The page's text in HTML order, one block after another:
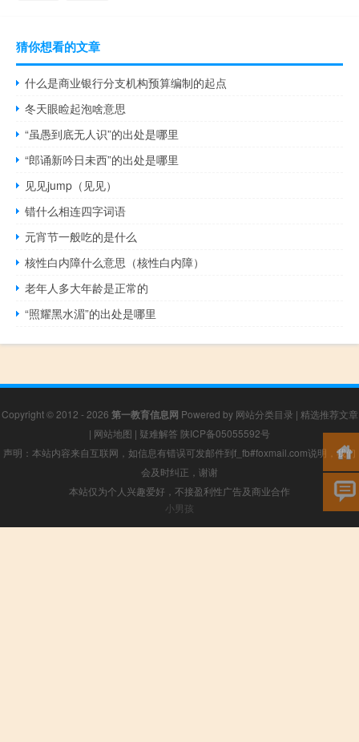
猜你想看的文章
什么是商业银行分支机构预算编制的起点
冬天眼睑起泡啥意思
“虽愚到底无人识”的出处是哪里
“郎诵新吟日未西”的出处是哪里
见见jump（见见）
错什么相连四字词语
元宵节一般吃的是什么
核性白内障什么意思（核性白内障）
老年人多大年龄是正常的
“照耀黑水湄”的出处是哪里
Copyright © 2012 - 2026 第一教育信息网 Powered by 网站分类目录 | 精选推荐文章
| 网站地图 | 疑难解答 陕ICP备05055592号
声明：本站内容来自互联网，如信息有错误可发邮件到f_fb#foxmail.com说明，我们
会及时纠正，谢谢
本站仅为个人兴趣爱好，不接盈利性广告及商业合作
小男孩